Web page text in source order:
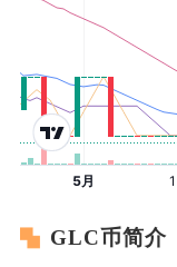
GLC币简介